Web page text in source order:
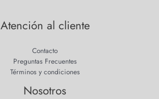
Atención al cliente
Contacto
Preguntas Frecuentes
Términos y condiciones
Nosotros